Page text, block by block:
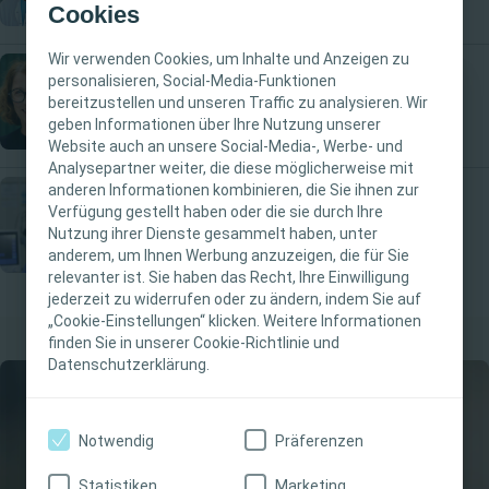
Cookies
Wir verwenden Cookies, um Inhalte und Anzeigen zu
personalisieren, Social-Media-Funktionen
bereitzustellen und unseren Traffic zu analysieren. Wir
geben Informationen über Ihre Nutzung unserer
Website auch an unsere Social-Media-, Werbe- und
Analysepartner weiter, die diese möglicherweise mit
anderen Informationen kombinieren, die Sie ihnen zur
Verfügung gestellt haben oder die sie durch Ihre
Nutzung ihrer Dienste gesammelt haben, unter
anderem, um Ihnen Werbung anzuzeigen, die für Sie
relevanter ist. Sie haben das Recht, Ihre Einwilligung
jederzeit zu widerrufen oder zu ändern, indem Sie auf
„Cookie-Einstellungen“ klicken. Weitere Informationen
finden Sie in unserer Cookie-Richtlinie und
Datenschutzerklärung.
Notwendig Präferenzen
Statistiken Marketing
WICHTIGER HINWEIS
Diese Website richtet sich nur an medizinische
Fachpersonen. Der Inhalt der Website ist für
fachliche Informations- und Fortbildungszwecke
bestimmt. Coloplast bietet keinen individuellen
medizinischen Rat. Die Verantwortung für die
individuelle Patientenversorgung liegt bei den
medizinischen Fachpersonen. Detaillierte
Produktinformationen zu den vorgestellten
Produkten, einschließlich Anwendungshinweise,
Vorsichtsmaßnahmen und Warnhinweisen,
finden Sie in der Gebrauchsanweisung (IFU) des
Produkts, die vor der Verwendung sorgfältig zu
Wundversorgung
Interventional Urology